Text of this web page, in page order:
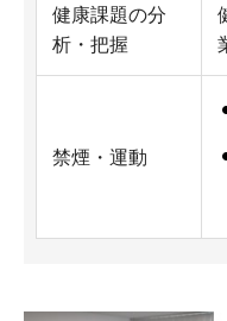
健康課題の分
析・把握
禁煙・運動